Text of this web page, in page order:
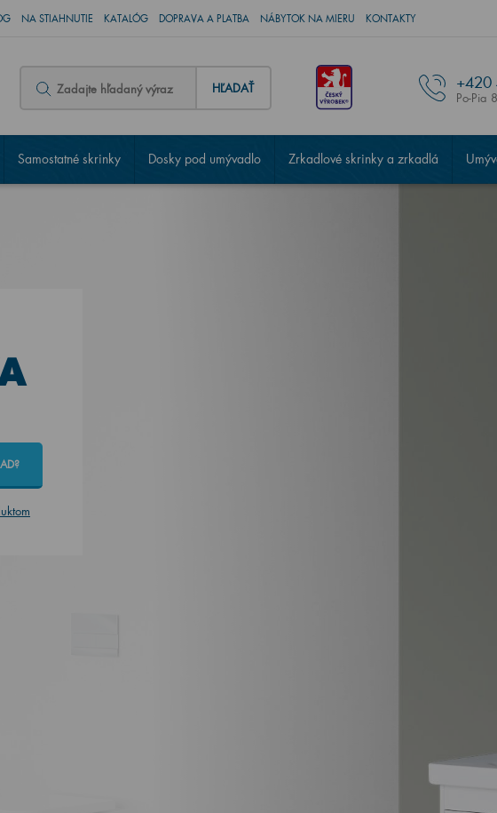
NA STIAHNUTIE KATALÓG DOPRAVA A PLATBA NÁBYTOK NA MIERU KONTAKTY
HĽADAŤ +420
Po-Pia
Samostatné skrinky Dosky pod umývadlo Zrkadlové skrinky a zrkadlá